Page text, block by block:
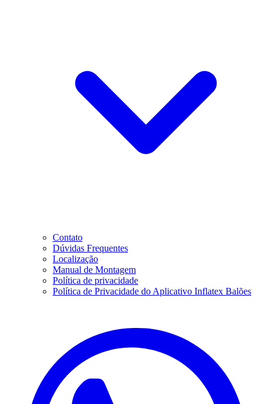
Contato
Dúvidas Frequentes
Localização
Manual de Montagem
Política de privacidade
Política de Privacidade do Aplicativo Inflatex Balões